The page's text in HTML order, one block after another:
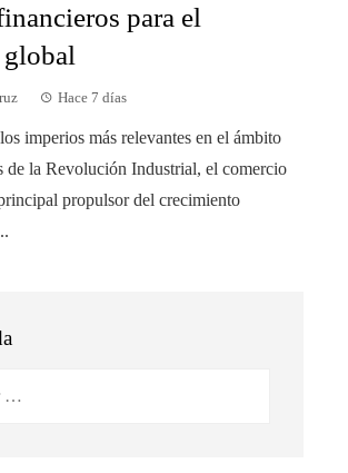
para el
Hace 7 días
imperios más relevantes en el ámbito
de la Revolución Industrial, el comercio
propulsor del crecimiento